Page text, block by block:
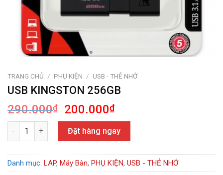
TRANG CHỦ / PHỤ KIỆN / USB - THẺ NHỚ
USB KINGSTON 256GB
290.000₫
Giá
gốc
là:
290.000₫.
200.000₫Giá
hiện
tại
là:
200.000₫.
USB KINGSTON 256GB số lượng
Đặt hàng ngay
Danh mục: LAP, Máy Bàn, PHỤ KIỆN, USB - THẺ NHỚ